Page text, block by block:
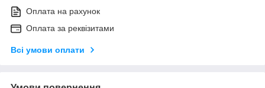
Оплата на рахунок
Оплата за реквізитами
Всі умови оплати